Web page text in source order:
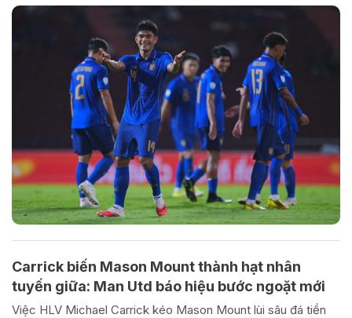
Carrick biến Mason Mount thành hạt nhân
tuyến giữa: Man Utd báo hiệu bước ngoặt mới
Việc HLV Michael Carrick kéo Mason Mount lùi sâu đá tiền